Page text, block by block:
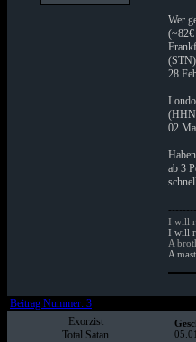
Wer
(~82€
(STN)
28
02
ab 3
I will
I will
A
A
Beitrag Nummer: 3
Exorzist
Total Satan